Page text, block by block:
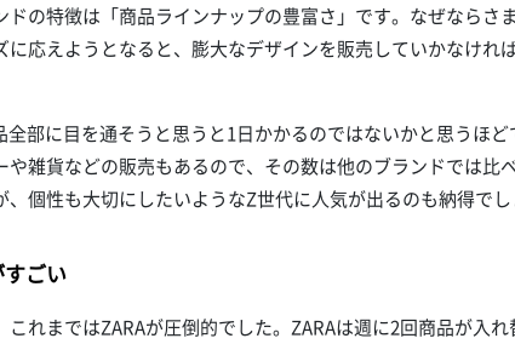
の特徴は「商品ラインナップの豊富さ」です。なぜならさ
応えようとなると、膨大なデザインを販売していかなけれ
部に目を通そうと思うと1日かかるのではないかと思うほど
雑貨などの販売もあるので、その数は他のブランドでは比
個性も大切にしたいようなZ世代に人気が出るのも納得でし
ごい
れまではZARAが圧倒的でした。ZARAは週に2回商品が入れ